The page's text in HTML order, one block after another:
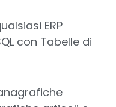
ERP
con Tabelle di